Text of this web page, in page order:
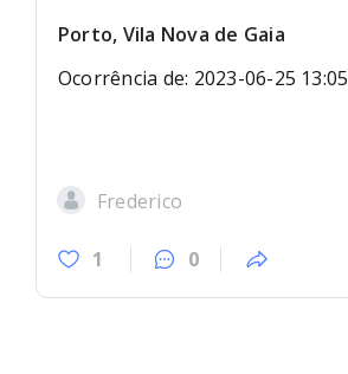
Porto, Vila Nova de Gaia
Ocorrência de: 2023-06-25 13:05
Frederico
1 0